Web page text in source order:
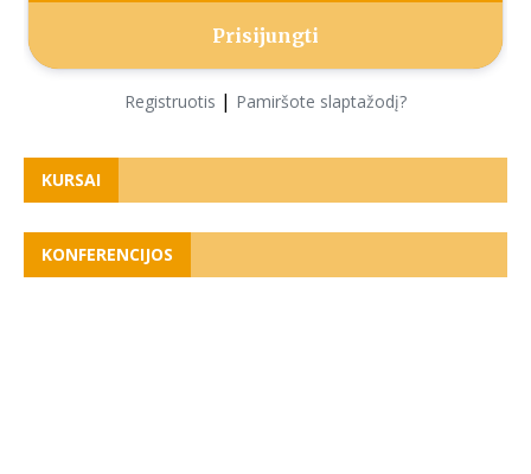
Registruotis | Pamiršote slaptažodį?
KURSAI
KONFERENCIJOS